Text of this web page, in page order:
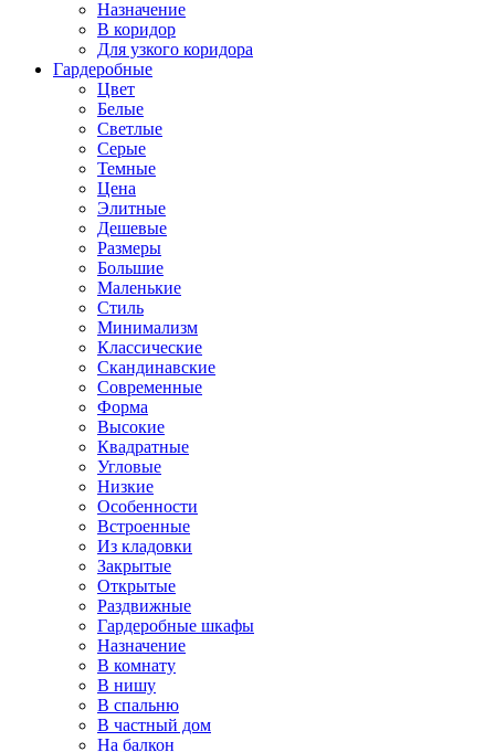
Назначение
В коридор
Для узкого коридора
Гардеробные
Цвет
Белые
Светлые
Серые
Темные
Цена
Элитные
Дешевые
Размеры
Большие
Маленькие
Стиль
Минимализм
Классические
Скандинавские
Современные
Форма
Высокие
Квадратные
Угловые
Низкие
Особенности
Встроенные
Из кладовки
Закрытые
Открытые
Раздвижные
Гардеробные шкафы
Назначение
В комнату
В нишу
В спальню
В частный дом
На балкон